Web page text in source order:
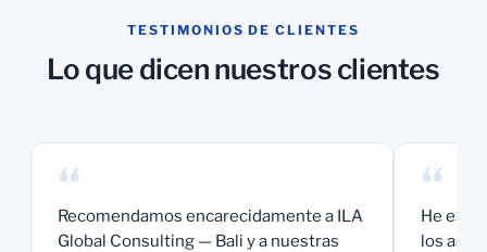
TESTIMONIOS DE CLIENTES
Lo que dicen nuestros clientes
“
Recomendamos encarecidamente a ILA
Global Consulting — Bali y a nuestras
“
He
los